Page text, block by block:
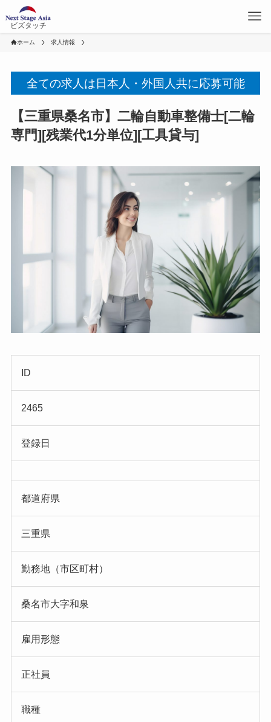
ビズタッチ
ホーム 求人情報
全ての求人は日本人・外国人共に応募可能
【三重県桑名市】二輪自動車整備士[二輪
専門][残業代1分単位][工具貸与]
ID
2465
登録日
都道府県
三重県
勤務地（市区町村）
桑名市大字和泉
雇用形態
正社員
職種